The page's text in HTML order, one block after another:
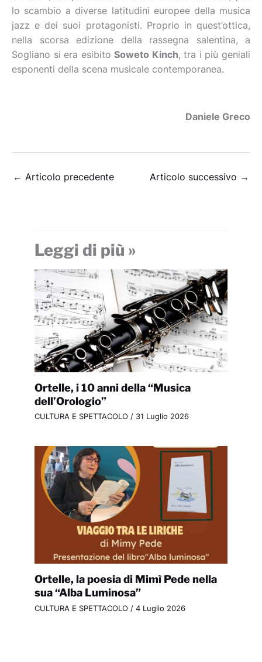
lo scambio a diverse latitudini europee della musica
jazz e dei suoi protagonisti. Proprio in quest’ottica,
nella scorsa edizione della rassegna salentina, a
Sogliano si era esibitoSoweto Kinch, tra i più geniali
esponenti della scena musicale contemporanea.
Daniele Greco
← Articolo precedente Articolo successivo →
Leggi di più »
Ortelle, i 10 anni della “Musica
dell’Orologio”
CULTURA E SPETTACOLO / 31 Luglio 2026
Ortelle, la poesia di Mimì Pede nella
sua “Alba Luminosa”
CULTURA E SPETTACOLO / 4 Luglio 2026